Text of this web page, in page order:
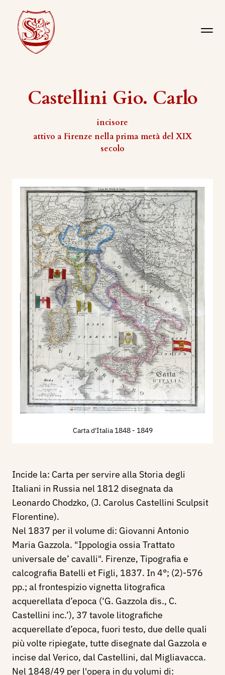
Castellini Gio. Carlo
incisore
attivo a Firenze nella prima metà del XIX
secolo
Carta d'Italia 1848 - 1849
Incide la: Carta per servire alla Storia degli
Italiani in Russia nel 1812 disegnata da
Leonardo Chodzko, (J. Carolus Castellini Sculpsit
Florentine).
Nel 1837 per il volume di: Giovanni Antonio
Maria Gazzola. "Ippologia ossia Trattato
universale de’ cavalli". Firenze, Tipografia e
calcografia Batelli et Figli, 1837. In 4°; (2)-576
pp.; al frontespizio vignetta litografica
acquerellata d’epoca (‘G. Gazzola dis., C.
Castellini inc.’), 37 tavole litografiche
acquerellate d’epoca, fuori testo, due delle quali
più volte ripiegate, tutte disegnate dal Gazzolae
incise dal Verico, dal Castellini, dal Migliavacca.
Nel 1848/49 per l'opera in du volumi di: